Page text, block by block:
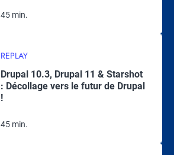
45 min.
REPLAY
Drupal 10.3, Drupal 11 & Starshot
: Décollage vers le futur de Drupal
!
45 min.